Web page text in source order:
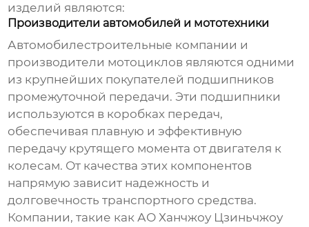
изделий являются:
Производители автомобилей и мототехники
Автомобилестроительные компании и
производители мотоциклов являются одними
из крупнейших покупателей подшипников
промежуточной передачи. Эти подшипники
используются в коробках передач,
обеспечивая плавную и эффективную
передачу крутящего момента от двигателя к
колесам. От качества этих компонентов
напрямую зависит надежность и
долговечность транспортного средства.
Компании, такие какАО Ханчжоу Цзиньчжоу